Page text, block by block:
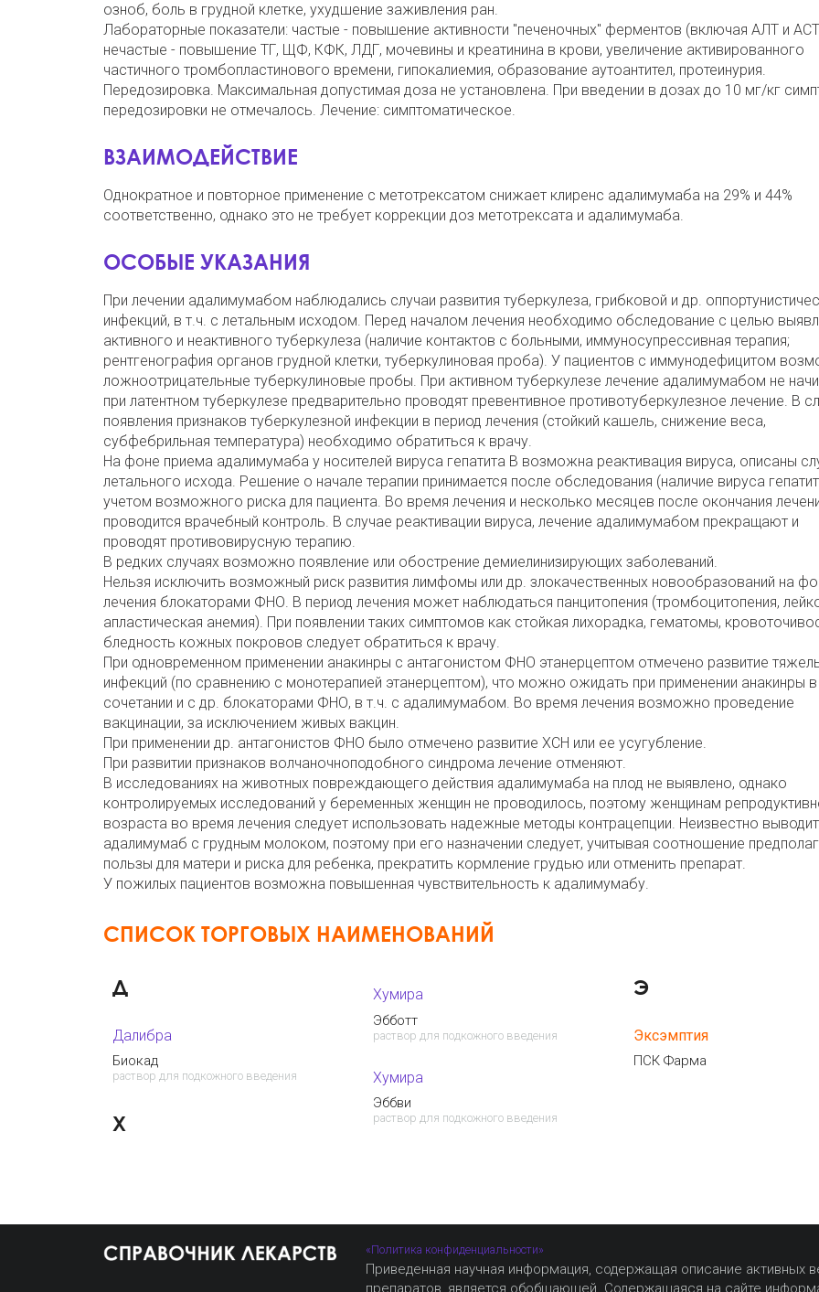
озноб, боль в грудной клетке, ухудшение заживления ран.
Лабораторные показатели: частые - повышение активности "печеночных" ферментов (включая АЛТ и
нечастые - повышение ТГ, ЩФ, КФК, ЛДГ, мочевины и креатинина в крови, увеличение активированного
частичного тромбопластинового времени, гипокалиемия, образование аутоантител, протеинурия.
Передозировка. Максимальная допустимая доза не установлена. При введении в дозах до 10 мг/кг
передозировки не отмечалось. Лечение: симптоматическое.
ВЗАИМОДЕЙСТВИЕ
Однократное и повторное применение с метотрексатом снижает клиренс адалимумаба на 29% и 44%
соответственно, однако это не требует коррекции доз метотрексата и адалимумаба.
ОСОБЫЕ УКАЗАНИЯ
При лечении адалимумабом наблюдались случаи развития туберкулеза, грибковой и др.
инфекций, в т.ч. с летальным исходом. Перед началом лечения необходимо обследование с целью
активного и неактивного туберкулеза (наличие контактов с больными, иммуносупрессивная терапия;
рентгенография органов грудной клетки, туберкулиновая проба). У пациентов с иммунодефицитом
ложноотрицательные туберкулиновые пробы. При активном туберкулезе лечение адалимумабом не
при латентном туберкулезе предварительно проводят превентивное противотуберкулезное лечение. В
появления признаков туберкулезной инфекции в период лечения (стойкий кашель, снижение веса,
субфебрильная температура) необходимо обратиться к врачу.
На фоне приема адалимумаба у носителей вируса гепатита B возможна реактивация вируса, описаны
летального исхода. Решение о начале терапии принимается после обследования (наличие вируса
учетом возможного риска для пациента. Во время лечения и несколько месяцев после окончания
проводится врачебный контроль. В случае реактивации вируса, лечение адалимумабом прекращают и
проводят противовирусную терапию.
В редких случаях возможно появление или обострение демиелинизирующих заболеваний.
Нельзя исключить возможный риск развития лимфомы или др. злокачественных новообразований на
лечения блокаторами ФНО. В период лечения может наблюдаться панцитопения (тромбоцитопения,
апластическая анемия). При появлении таких симптомов как стойкая лихорадка, гематомы,
бледность кожных покровов следует обратиться к врачу.
При одновременном применении анакинры с антагонистом ФНО этанерцептом отмечено развитие
инфекций (по сравнению с монотерапией этанерцептом), что можно ожидать при применении анакинры в
сочетании и с др. блокаторами ФНО, в т.ч. с адалимумабом. Во время лечения возможно проведение
вакцинации, за исключением живых вакцин.
При применении др. антагонистов ФНО было отмечено развитие ХСН или ее усугубление.
При развитии признаков волчаночноподобного синдрома лечение отменяют.
В исследованиях на животных повреждающего действия адалимумаба на плод не выявлено, однако
контролируемых исследований у беременных женщин не проводилось, поэтому женщинам
возраста во время лечения следует использовать надежные методы контрацепции. Неизвестно
адалимумаб с грудным молоком, поэтому при его назначении следует, учитывая соотношение
пользы для матери и риска для ребенка, прекратить кормление грудью или отменить препарат.
У пожилых пациентов возможна повышенная чувствительность к адалимумабу.
СПИСОК ТОРГОВЫХ НАИМЕНОВАНИЙ
Д
Далибра
Биокад
раствор для подкожного введения
Х
Хумира
Эбботт
раствор для подкожного введения
Хумира
Эббви
раствор для подкожного введения
Э
Эксэмптия
ПСК Фарма
«Политика конфиденциальности»
Приведенная научная информация, содержащая описание активных
препаратов, является обобщающей. Содержащаяся на сайте